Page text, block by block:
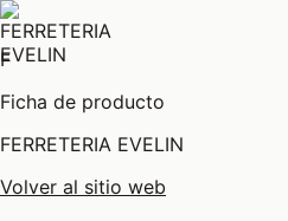
F
Ficha de producto
FERRETERIA EVELIN
Volver al sitio web